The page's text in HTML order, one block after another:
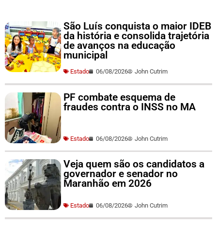
São Luís conquista o maior IDEB
da história e consolida trajetória
de avanços na educação
municipal
Estado 06/08/2026 John Cutrim
PF combate esquema de
fraudes contra o INSS no MA
Estado 06/08/2026 John Cutrim
Veja quem são os candidatos a
governador e senador no
Maranhão em 2026
Estado 06/08/2026 John Cutrim